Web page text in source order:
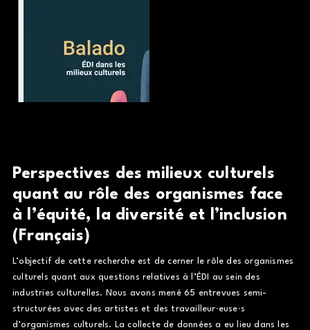
Perspectives des milieux culturels
quant au rôle des organismes face
à l’équité, la diversité et l’inclusion
(Français)
L’objectif de cette recherche est de cerner le rôle des organismes
culturels quant aux questions relatives à l’ÉDI au sein des
industries culturelles. Nous avons mené 65 entrevues semi-
structurées avec des artistes et des travailleur∙euse∙s
d’organismes culturels. La collecte de données a eu lieu dans les